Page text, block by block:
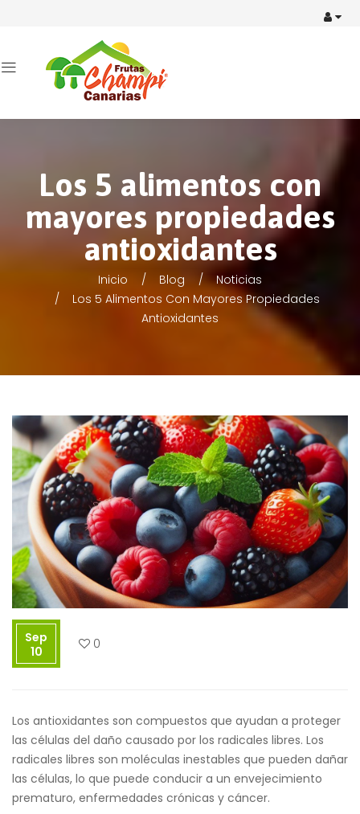
Los 5 alimentos con
mayores propiedades
antioxidantes
Inicio Blog
Noticias
Los 5 Alimentos Con Mayores Propiedades
Antioxidantes
Sep
10
0
Los antioxidantes son compuestos que ayudan a proteger
las células del daño causado por los radicales libres. Los
radicales libres son moléculas inestables que pueden dañar
las células, lo que puede conducir a un envejecimiento
prematuro, enfermedades crónicas y cáncer.